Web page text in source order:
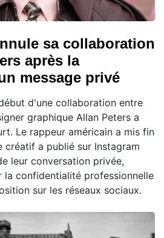
sa collaboration
après la
message privé
d'une collaboration entre
graphique Allan Peters a
Le rappeur américain a mis fin
créatif a publié sur Instagram
leur conversation privée,
la confidentialité professionnelle
sur les réseaux sociaux.